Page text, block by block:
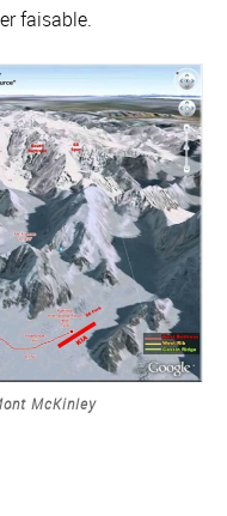
faisable.
McKinley